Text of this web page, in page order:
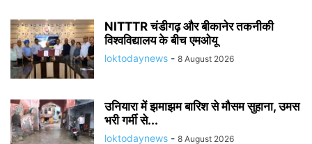
NITTTR चंडीगढ़ और बीकानेर तकनीकी
विश्वविद्यालय के बीच एमओयू
loktodaynews - 8 August 2026
उनियारा में झमाझम बारिश से मौसम सुहाना, उमस
भरी गर्मी से...
loktodaynews - 8 August 2026